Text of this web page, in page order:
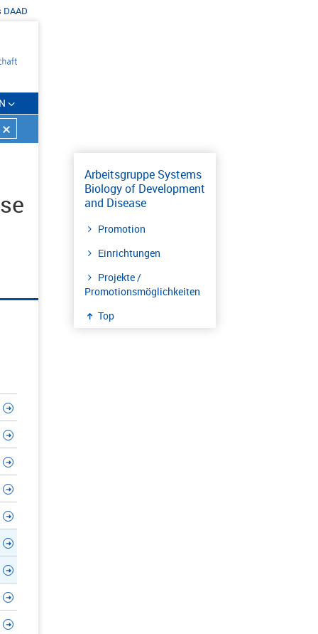
DAAD
Arbeitsgruppe Systems
Biology of Development
and Disease
Promotion
Einrichtungen
Projekte /
Promotionsmöglichkeiten
Top